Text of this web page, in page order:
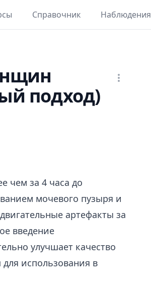
Справочник Наблюдения
подход)
чем за 4 часа до
мочевого пузыря и
артефакты за
введение
улучшает качество
использования в